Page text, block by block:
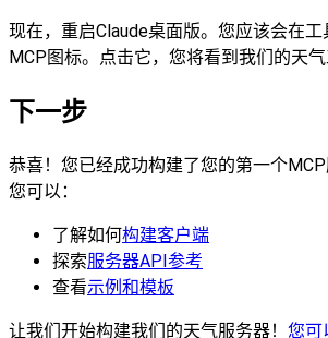
现在，重启Claude桌面版。您应该会在
MCP图标。点击它，您将看到我们的天气
下一步
恭喜！您已经成功构建了您的第一个
您可以：
了解如何构建客户端
探索服务器API参考
查看示例和模板
让我们开始构建我们的天气服务器！ 您可